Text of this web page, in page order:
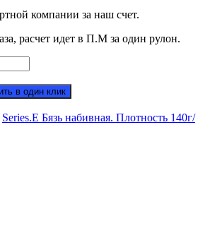
компании за наш счет.
расчет идет в П.М за один рулон.
в один клик
Series.E Бязь набивная. Плотность 140г/